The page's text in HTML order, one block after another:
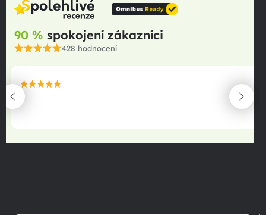
90 % spokojení zákazníci
428 hodnocení
maximální spokojenost
22.06.2025